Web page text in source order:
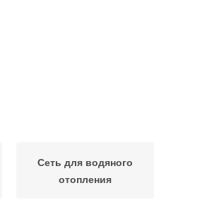
Сеть для водяного
отопления